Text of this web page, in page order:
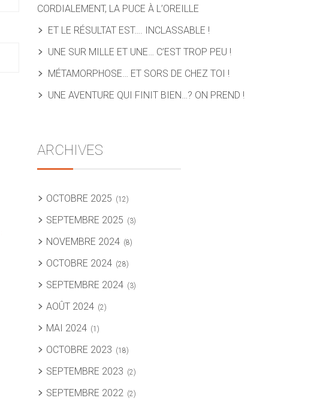
CORDIALEMENT, LA PUCE À L’OREILLE
ET LE RÉSULTAT EST…. INCLASSABLE !
UNE SUR MILLE ET UNE… C’EST TROP PEU !
MÉTAMORPHOSE… ET SORS DE CHEZ TOI !
UNE AVENTURE QUI FINIT BIEN…? ON PREND !
ARCHIVES
OCTOBRE 2025 (12)
SEPTEMBRE 2025 (3)
NOVEMBRE 2024 (8)
OCTOBRE 2024 (28)
SEPTEMBRE 2024 (3)
AOÛT 2024 (2)
MAI 2024 (1)
OCTOBRE 2023 (18)
SEPTEMBRE 2023 (2)
SEPTEMBRE 2022 (2)